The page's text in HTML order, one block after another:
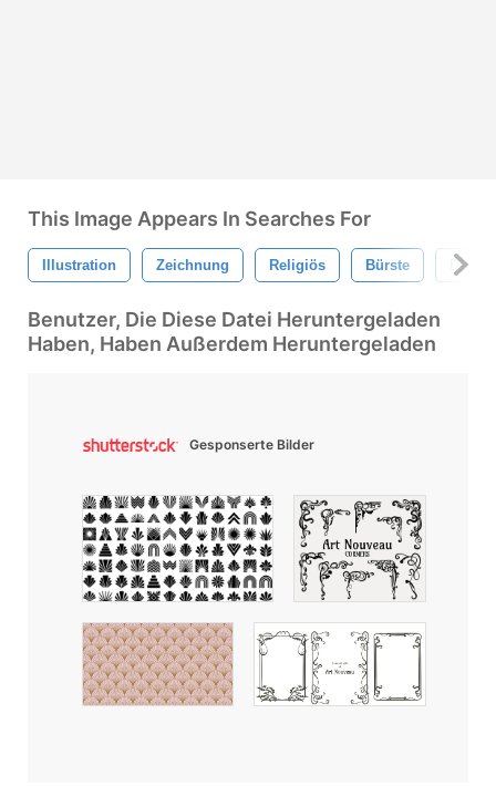
This Image Appears In Searches For
Illustration Zeichnung Religiös Bürste Dore
Benutzer, Die Diese Datei Heruntergeladen
Haben, Haben Außerdem Heruntergeladen
Gesponserte Bilder